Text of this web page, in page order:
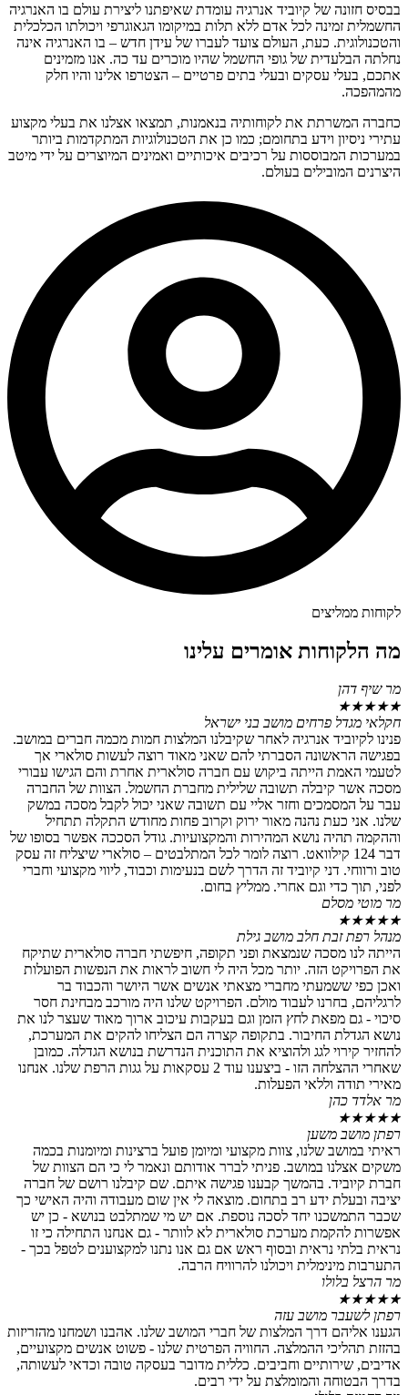
בבסיס חזונה של קיוביד אנרגיה עומדת שאיפתנו ליצירת עולם בו האנרגיה
החשמלית זמינה לכל אדם ללא תלות במיקומו הגאוגרפי ויכולתו הכלכלית
והטכנולוגית. כעת, העולם צועד לעברו של עידן חדש – בו האנרגיה אינה
נחלתה הבלעדית של גופי החשמל שהיו מוכרים עד כה. אנו מזמינים
אתכם, בעלי עסקים ובעלי בתים פרטיים – הצטרפו אלינו והיו חלק
מהמהפכה.
כחברה המשרתת את לקוחותיה בנאמנות, תמצאו אצלנו את בעלי מקצוע
עתירי ניסיון וידע בתחומם; כמו כן את הטכנולוגיות המתקדמות ביותר
במערכות המבוססות על רכיבים איכותיים ואמינים המיוצרים על ידי מיטב
היצרנים המובילים בעולם.
לקוחות ממליצים
מה הלקוחות אומרים עלינו
מר שיף דהן
★
★
★
★
★
חקלאי מגדל פרחים מושב בני ישראל
פנינו לקיוביד אנרגיה לאחר שקיבלנו המלצות חמות מכמה חברים במושב.
בפגישה הראשונה הסברתי להם שאני מאוד רוצה לעשות סולארי אך
לטעמי האמת הייתה ביקוש עם חברה סולארית אחרת והם הגישו עבורי
מסכה אשר קיבלה תשובה שלילית מחברת החשמל. הצוות של החברה
עבר על המסמכים וחזר אליי עם תשובה שאני יכול לקבל מסכה במשק
שלנו. אני כעת נהנה מאור ירוק וקרוב פחות מחודש התקלה תתחיל
וההקמה תהיה נושא המהירות והמקצועיות. גודל הסככה אפשר בסופו של
דבר 124 קילוואט. רוצה לומר לכל המתלבטים – סולארי שיצליח זה עסק
טוב ורווחי. דני קיוביד זה הדרך לשם בנעימות וכבוד, ליווי מקצועי וחברי
לפני, תוך כדי וגם אחרי. ממליץ בחום.
מר מוטי מסלם
★
★
★
★
★
מנהל רפת זבת חלב מושב גילת
הייתה לנו מסכה שנמצאת ופני תקופה, חיפשתי חברה סולארית שתיקח
את הפרויקט הזה. יותר מכל היה לי חשוב לראות את הנפשות הפועלות
ואכן כפי ששמעתי מחברי מצאתי אנשים אשר היושר והכבוד בר
לרגליהם, בחרנו לעבוד מולם. הפרויקט שלנו היה מורכב מבחינת חסר
סיכוי - גם מפאת לחץ הזמן וגם בעקבות עיכוב ארוך מאוד שעצר לנו את
נושא הגדלת החיבור. בתקופה קצרה הם הצליחו להקים את המערכת,
להחזיר קירוי לגג ולהוציא את התוכנית הנדרשת בנושא הגדלה. כמובן
שאחרי ההצלחה הזו - ביצענו עוד 2 עסקאות על גגות הרפת שלנו. אנחנו
מאירי תודה וללאי הפעלות.
מר אלדד כהן
★
★
★
★
★
רפתן מושב משען
ראיתי במושב שלנו, צוות מקצועי ומיומן פועל ברצינות ומיומנות בכמה
משקים אצלנו במושב. פניתי לברר אודותם ונאמר לי כי הם הצוות של
חברת קיוביד. בהמשך קבענו פגישה איתם. שם קיבלנו רושם של חברה
יציבה ובעלת ידע רב בתחום. מוצאה לי אין שום מעבודה והיה האישי כך
שכבר התמשכנו יחד לסכה נוספת. אם יש מי שמתלבט בנושא - כן יש
אפשרות להקמת מערכת סולארית לא לוותר - גם אנחנו התחילה כי זו
נראית בלתי נראית ובסוף ראש אם גם אנו נתנו למקצוענים לטפל בכך -
התערבות מינימלית ויכולנו להרוויח הרבה.
מר הרצל בלולו
★
★
★
★
★
רפתן לשעבר מושב עזה
הגענו אליהם דרך המלצות של חברי המושב שלנו. אהבנו ושמחנו מהזריזות
בהזזת תהליכי ההמלצה. החוויה הפרטית שלנו - פשוט אנשים מקצועיים,
אדיבים, שירותיים וחביבים. כללית מדובר בעסקה טובה וכדאי לעשותה,
בדרך הבטוחה והמומלצת על ידי רבים.